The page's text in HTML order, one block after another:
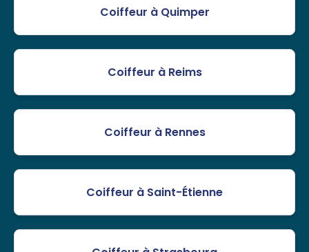
Coiffeur à Quimper
Coiffeur à Reims
Coiffeur à Rennes
Coiffeur à Saint-Étienne